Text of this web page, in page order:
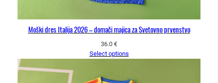
Moški dres Italija 2026 – domači majica za Svetovno prvenstvo
36.0 €
Select options